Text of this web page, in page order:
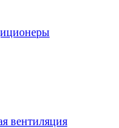
вентиляция